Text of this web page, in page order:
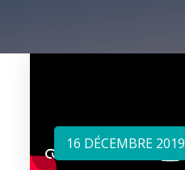
16 DÉCEMBRE 2019